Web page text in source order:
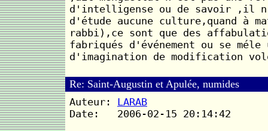
d'intelligense ou de savoir ,il
d'étude aucune culture,quand à
rabbi),ce sont que des
fabriqués d'événement ou se méle
d'imagination de modification
Re: Saint-Augustin et Apulée, numides
Auteur: LARAB
Date: 2006-02-15 20:14:42